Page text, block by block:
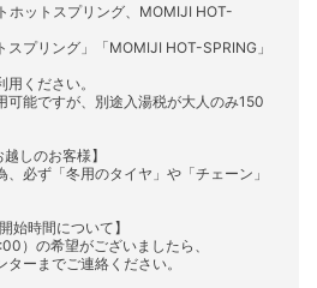
ホットスプリング、MOMIJI HOT-
プリング」「MOMIJI HOT-SPRING」
ください。
可能ですが、別途入湯税が大人のみ150
しのお客様】
必ず「冬用のタイヤ」や「チェーン」
始時間について】
）の希望がございましたら、
ーまでご連絡ください。